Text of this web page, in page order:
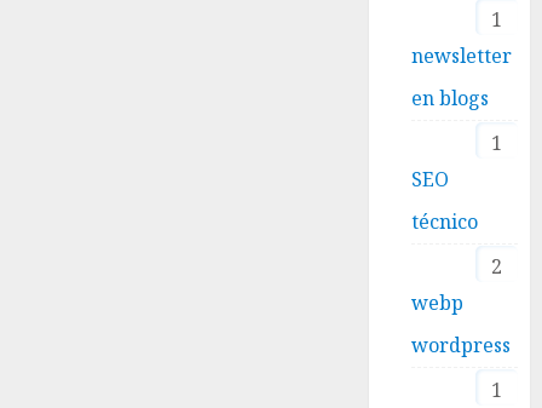
1
newsletter
en blogs
1
SEO
técnico
2
webp
wordpress
1